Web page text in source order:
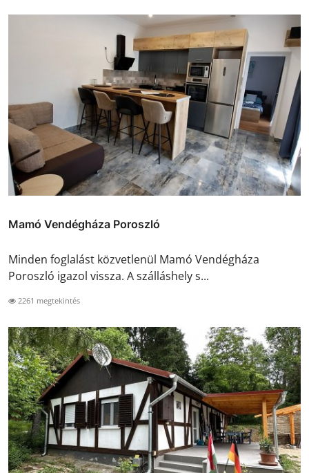
Mamó Vendégháza Poroszló
Minden foglalást közvetlenül Mamó Vendégháza
Poroszló igazol vissza. A szálláshely s...
2261 megtekintés